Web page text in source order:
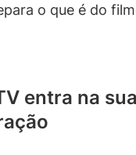
o que é do
entra na